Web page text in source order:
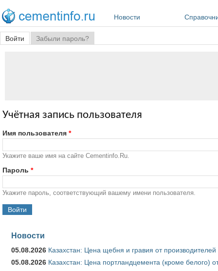
Новости
Главные вкладки
Войти (активная вкладка)
Забыли пароль?
Учётная запись пользователя
Имя пользователя *
Укажите ваше имя на сайте Cementinfo.Ru.
Пароль *
Укажите пароль, соответствующий вашему имени пользователя.
Новости
05.08.2026 Казахстан: Цена щебня и гравия от
05.08.2026 Казахстан: Цена портландцемента (кроме белого)